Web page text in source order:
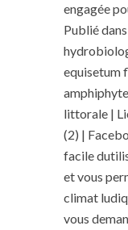
engagée
Publié
equisetum
littorale |
(2) |
facile
et vous
climat
vous